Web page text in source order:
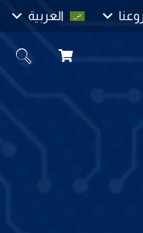
العربية